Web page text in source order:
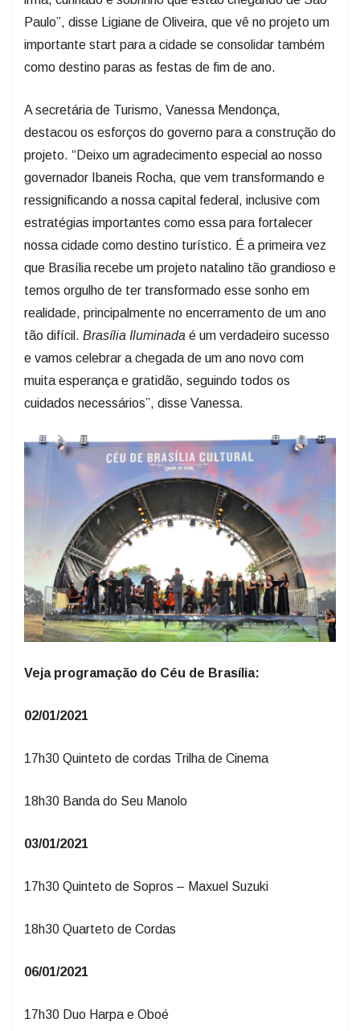
Paulo”, disse Ligiane de Oliveira, que vê no projeto um
importante start para a cidade se consolidar também
como destino paras as festas de fim de ano.
A secretária de Turismo, Vanessa Mendonça,
destacou os esforços do governo para a construção do
projeto. “Deixo um agradecimento especial ao nosso
governador Ibaneis Rocha, que vem transformando e
ressignificando a nossa capital federal, inclusive com
estratégias importantes como essa para fortalecer
nossa cidade como destino turístico. É a primeira vez
que Brasília recebe um projeto natalino tão grandioso e
temos orgulho de ter transformado esse sonho em
realidade, principalmente no encerramento de um ano
tão difícil. Brasília Iluminada é um verdadeiro sucesso
e vamos celebrar a chegada de um ano novo com
muita esperança e gratidão, seguindo todos os
cuidados necessários”, disse Vanessa.
Veja programação do Céu de Brasília:
02/01/2021
17h30 Quinteto de cordas Trilha de Cinema
18h30 Banda do Seu Manolo
03/01/2021
17h30 Quinteto de Sopros – Maxuel Suzuki
18h30 Quarteto de Cordas
06/01/2021
17h30 Duo Harpa e Oboé